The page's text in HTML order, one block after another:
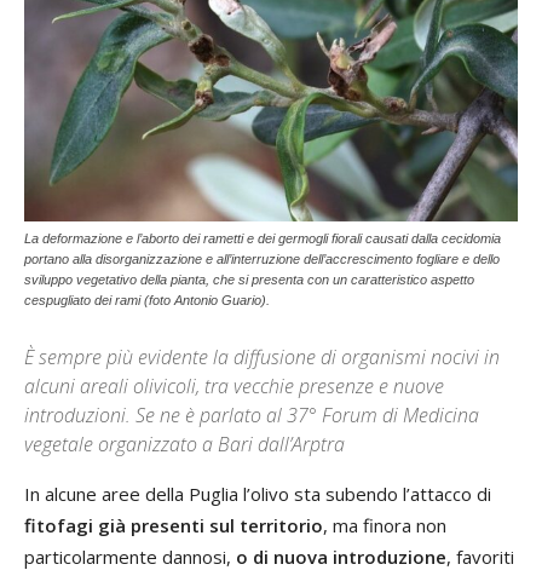
La deformazione e l’aborto dei rametti e dei germogli fiorali causati dalla cecidomia
portano alla disorganizzazione e all’interruzione dell’accrescimento fogliare e dello
sviluppo vegetativo della pianta, che si presenta con un caratteristico aspetto
cespugliato dei rami (foto Antonio Guario).
È sempre più evidente la diffusione di organismi nocivi in
alcuni areali olivicoli, tra vecchie presenze e nuove
introduzioni. Se ne è parlato al 37° Forum di Medicina
vegetale organizzato a Bari dall’Arptra
In alcune aree della Puglia l’olivo sta subendo l’attacco di
fitofagi già presenti sul territorio, ma finora non
particolarmente dannosi, o di nuova introduzione, favoriti